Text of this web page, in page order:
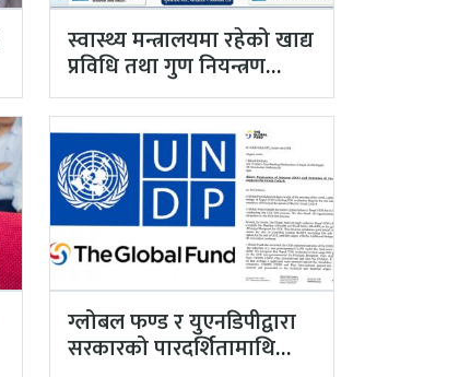
स्वास्थ्य मन्त्रालयमा रहेको खाद्य
प्रविधि तथा गुण नियन्त्रण
विभाग विज्ञान…
ग्लोबल फण्ड र युएनडिपीद्वारा
सरकारको पारदर्शितामाथि